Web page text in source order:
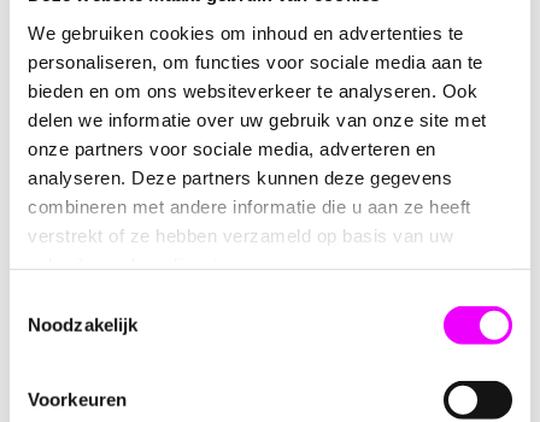
We gebruiken cookies om inhoud en advertenties te
personaliseren, om functies voor sociale media aan te
bieden en om ons websiteverkeer te analyseren. Ook
delen we informatie over uw gebruik van onze site met
onze partners voor sociale media, adverteren en
analyseren. Deze partners kunnen deze gegevens
combineren met andere informatie die u aan ze heeft
verstrekt of ze hebben verzameld op basis van uw
Noodzakelijk
Voorkeuren
verjaardag, kinderfeestje, geboorte, babyshower,
communie, schooltraktatie of een sprookjesthema. Wil je
de traktatie extra persoonlijk maken? Maak de toverstaf
helemaal af met eengepersonaliseerde sticker met
bijvoorbeeld een naam, leeftijd of een leuke tekst.
Tover jouw traktatie om tot pure magie!
Productinformatie
Lengte:
Diameter ster:
Inclusief marshmallow bloemetjes